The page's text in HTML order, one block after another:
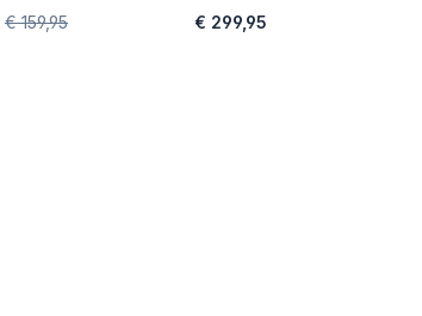
€ 159,95 € 299,95